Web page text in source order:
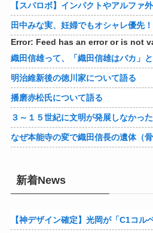
Error: Feed has an error or is not
明治維新後の徳川家について語る
播磨赤松氏について語る
３～１５世紀に文明が発展しなかっ
なぜ本能寺の変で織田信長の遺体（
新着News